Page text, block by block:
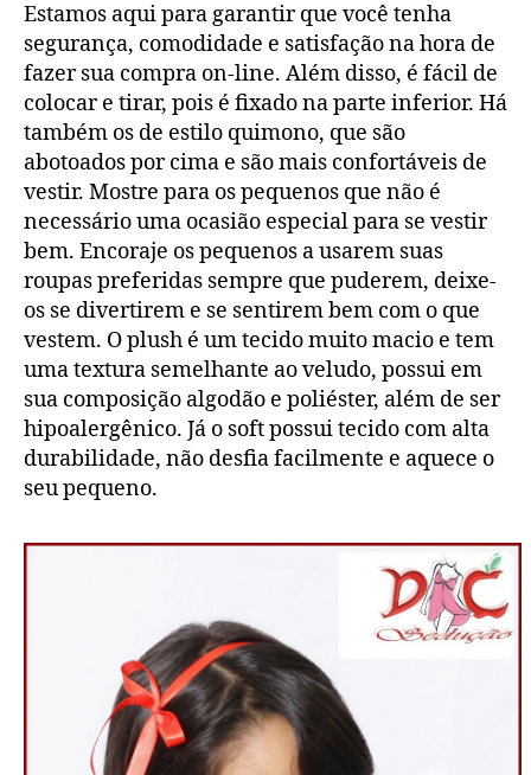
Estamos aqui para garantir que você tenha
segurança, comodidade e satisfação na hora de
fazer sua compra on-line. Além disso, é fácil de
colocar e tirar, pois é fixado na parte inferior. Há
também os de estilo quimono, que são
abotoados por cima e são mais confortáveis de
vestir. Mostre para os pequenos que não é
necessário uma ocasião especial para se vestir
bem. Encoraje os pequenos a usarem suas
roupas preferidas sempre que puderem, deixe-
os se divertirem e se sentirem bem com o que
vestem. O plush é um tecido muito macio e tem
uma textura semelhante ao veludo, possui em
sua composição algodão e poliéster, além de ser
hipoalergênico. Já o soft possui tecido com alta
durabilidade, não desfia facilmente e aquece o
seu pequeno.